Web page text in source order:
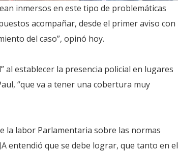
inmersos en este tipo de problemáticas
acompañar, desde el primer aviso con
del caso”, opinó hoy.
al establecer la presencia policial en lugares
“que va a tener una cobertura muy
la labor Parlamentaria sobre las normas
entendió que se debe lograr, que tanto en el